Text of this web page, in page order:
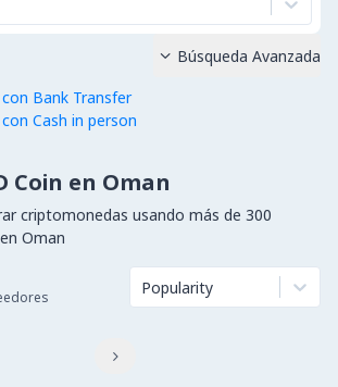
Bank Transfer
Cash in person
 Búsqueda Avanzada
Coin en Oman
criptomonedas usando más de 300
Oman
Popularity
